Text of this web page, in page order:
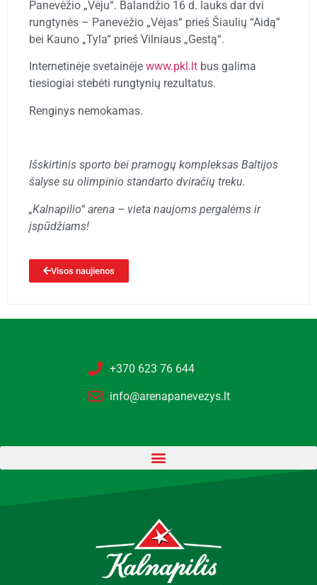
Panevėžio „Vėju“. Balandžio 16 d. lauks dar dvi
rungtynės – Panevėžio „Vėjas“ prieš Šiaulių “Aidą”
bei Kauno „Tyla“ prieš Vilniaus „Gestą“.
Internetinėje svetainėje www.pkl.lt bus galima
tiesiogiai stebėti rungtynių rezultatus.
Renginys nemokamas.
Išskirtinis sporto bei pramogų kompleksas Baltijos
šalyse su olimpinio standarto dviračių treku.
„Kalnapilio“ arena – vieta naujoms pergalėms ir
įspūdžiams!
Visos naujienos
+370 623 76 644
info@arenapanevezys.lt